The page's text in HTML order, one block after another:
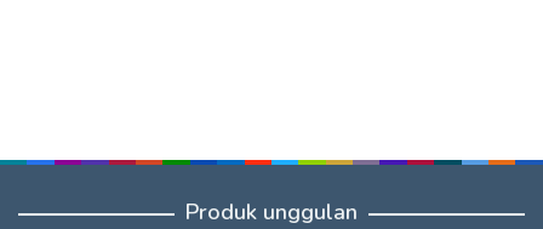
Produk unggulan